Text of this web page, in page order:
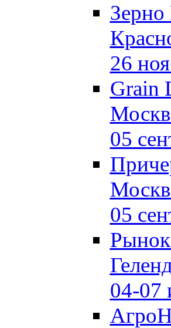
Зерно
26
Grain
05
05
04-07